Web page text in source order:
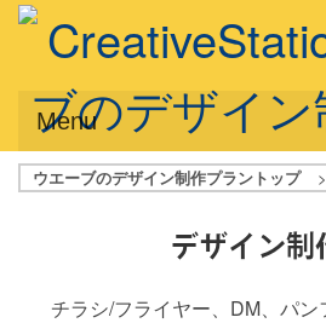
Menu
サービス概要
デザインプラン
ウエーブのデザイン制作プラントップ >
デザイン制
チラシ/フライヤー、DM、パ